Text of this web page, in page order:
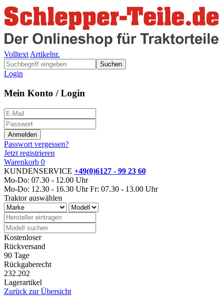
Volltext Artikelnr.
Suchen
Login
Mein Konto / Login
Passwort vergessen?
Jetzt registrieren
Warenkorb 0
KUNDENSERVICE +49(0)6127 - 99 23 60
Mo-Do: 07.30 - 12.00 Uhr
Mo-Do: 12.30 - 16.30 Uhr Fr: 07.30 - 13.00 Uhr
Traktor auswählen
Kostenloser
Rückversand
90 Tage
Rückgaberecht
232.202
Lagerartikel
Zurück zur Übersicht